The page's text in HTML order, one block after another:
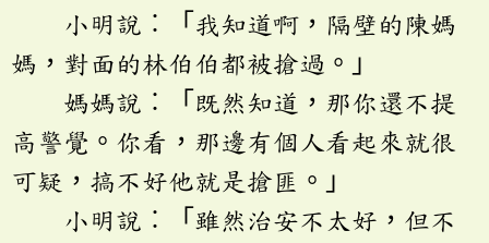
小明說︰「我知道啊，隔壁的陳媽
媽，對面的林伯伯都被搶過。」
媽媽說︰「既然知道，那你還不提
高警覺。你看，那邊有個人看起來就很
可疑，搞不好他就是搶匪。」
小明說︰「雖然治安不太好，但不